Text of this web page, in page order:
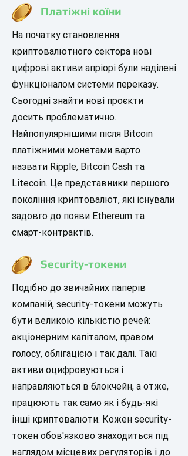
Платіжні коїни
На початку становлення
криптовалютного сектора нові
цифрові активи апріорі були наділені
функціоналом системи переказу.
Сьогодні знайти нові проєкти
досить проблематично.
Найпопулярнішими після Bitcoin
платіжними монетами варто
назвати Ripple, Bitcoin Cash та
Litecoin. Це представники першого
покоління криптовалют, які існували
задовго до появи Ethereum та
смарт-контрактів.
Security-токени
Подібно до звичайних паперів
компаній, security-токени можуть
бути великою кількістю речей:
акціонерним капіталом, правом
голосу, облігацією і так далі. Такі
активи оцифровуються і
направляються в блокчейн, а отже,
працюють так само як і будь-які
інші криптовалюти. Кожен security-
токен обов'язково знаходиться під
наглядом місцевих регуляторів і до